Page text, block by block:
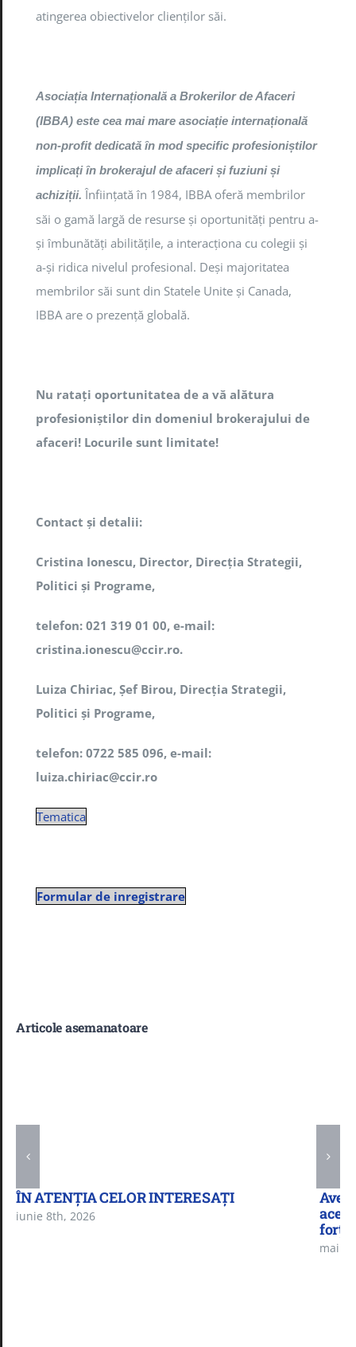
atingerea obiectivelor clienților săi.
Asociația Internațională a Brokerilor de Afaceri
(IBBA) este cea mai mare asociație internațională
non-profit dedicată în mod specific profesioniștilor
implicați în brokerajul de afaceri și fuziuni și
achiziții. Înființată în 1984, IBBA oferă membrilor
săi o gamă largă de resurse și oportunități pentru a-
și îmbunătăți abilitățile, a interacționa cu colegii și
a-și ridica nivelul profesional. Deși majoritatea
membrilor săi sunt din Statele Unite și Canada,
IBBA are o prezență globală.
Nu ratați oportunitatea de a vă alătura
profesioniștilor din domeniul brokerajului de
afaceri! Locurile sunt limitate!
Contact și detalii:
Cristina Ionescu, Director, Direcția Strategii,
Politici și Programe,
telefon: 021 319 01 00, e-mail:
cristina.ionescu@ccir.ro.
Luiza Chiriac, Șef Birou, Direcția Strategii,
Politici și Programe,
telefon: 0722 585 096, e-mail:
luiza.chiriac@ccir.ro
Tematica
Formular de inregistrare
Articole asemanatoare
ÎN ATENȚIA CELOR INTERESAȚI
iunie 8th, 2026
forță
mai